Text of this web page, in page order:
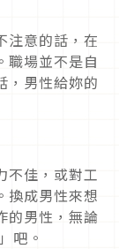
注意的話，在
職場並不是自
，男性給妳的
不佳，或對工
換成男性來想
的男性，無論
吧。